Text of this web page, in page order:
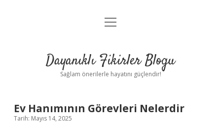
Anasayfa
Yasal Uyarı
menüyü
Dayanıklı Fikirler Blogu
Sağlam önerilerle hayatını güçlendir!
Ev Hanımının Görevleri Nelerdir
Tarih: Mayıs 14, 2025